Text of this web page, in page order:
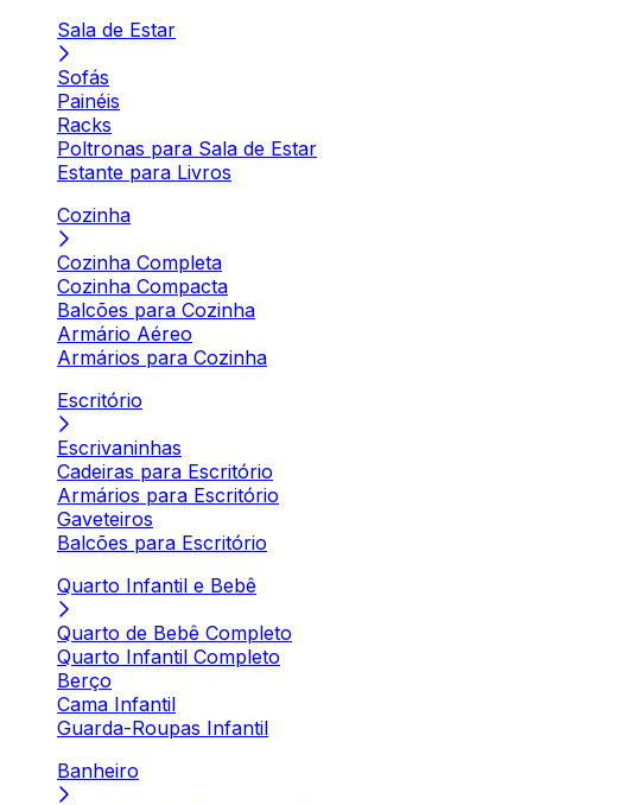
Sala de Estar
Sofás
Painéis
Racks
Poltronas para Sala de Estar
Estante para Livros
Cozinha
Cozinha Completa
Cozinha Compacta
Balcões para Cozinha
Armário Aéreo
Armários para Cozinha
Escritório
Escrivaninhas
Cadeiras para Escritório
Armários para Escritório
Gaveteiros
Balcões para Escritório
Quarto Infantil e Bebê
Quarto de Bebê Completo
Quarto Infantil Completo
Berço
Cama Infantil
Guarda-Roupas Infantil
Banheiro